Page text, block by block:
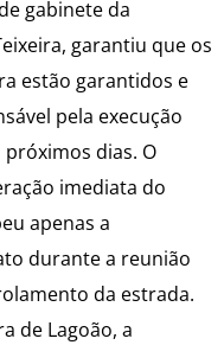
gabinete da
garantiu que os
estão garantidos e
pela execução
dias. O
imediata do
apenas a
durante a reunião
da estrada.
de Lagoão, a